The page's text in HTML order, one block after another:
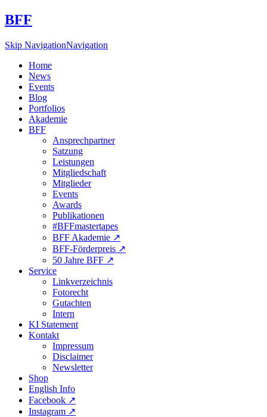
BFF
Skip NavigationNavigation
Home
News
Events
Blog
Portfolios
Akademie
BFF
Ansprechpartner
Satzung
Leistungen
Mitgliedschaft
Mitglieder
Events
Awards
Publikationen
#BFFmastertapes
BFF Akademie ↗︎
BFF-Förderpreis ↗︎
50 Jahre BFF ↗︎
Service
Linkverzeichnis
Fotorecht
Gutachten
Intern
KI Statement
Kontakt
Impressum
Disclaimer
Newsletter
Shop
English Info
Facebook ↗︎
Instagram ↗︎